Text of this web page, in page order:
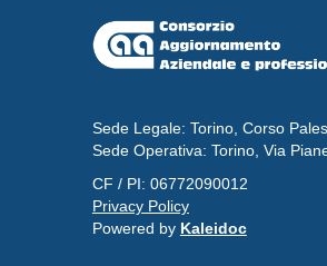
Sede Legale: Torino, Corso
Sede Operativa: Torino, Via
CF / PI: 06772090012
Privacy Policy
Powered by Kaleidoc